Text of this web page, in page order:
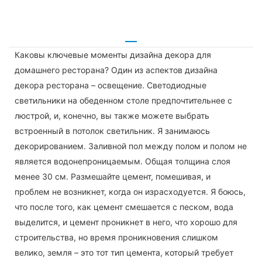
Каковы ключевые моменты дизайна декора для
домашнего ресторана? Один из аспектов дизайна
декора ресторана – освещение. Светодиодные
светильники на обеденном столе предпочтительнее с
люстрой, и, конечно, вы также можете выбрать
встроенный в потолок светильник. Я занимаюсь
декорированием. Заливной пол между полом и полом не
является водонепроницаемым. Общая толщина слоя
менее 30 см. Размешайте цемент, помешивая, и
проблем не возникнет, когда он израсходуется. Я боюсь,
что после того, как цемент смешается с песком, вода
выделится, и цемент проникнет в него, что хорошо для
строительства, но время проникновения слишком
велико, земля – это тот тип цемента, который требует